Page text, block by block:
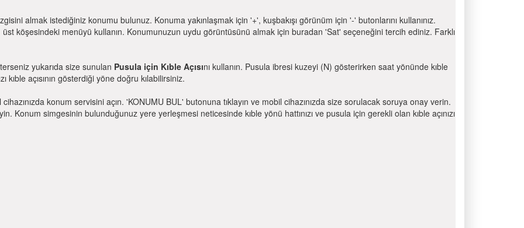
almak istediğiniz konumu bulunuz. Konuma yakınlaşmak için '+', kuşbakışı görünüm için '-' butonlarını kullanınız.
köşesindeki menüyü kullanın. Konumunuzun uydu görüntüsünü almak için buradan 'Sat' seçeneğini tercih ediniz. Farklı
yukarıda size sunulan Pusula için Kıble Açısını kullanın. Pusula ibresi kuzeyi (N) gösterirken saat yönünde kıble
kıble açısının gösterdiği yöne doğru kılabilirsiniz.
konum servisini açın. 'KONUMU BUL' butonuna tıklayın ve mobil cihazınızda size sorulacak soruya onay verin.
Konum simgesinin bulunduğunuz yere yerleşmesi neticesinde kıble yönü hattınızı ve pusula için gerekli olan kıble açınızı